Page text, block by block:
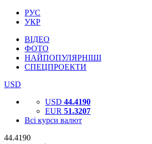
РУС
УКР
ВІДЕО
ФОТО
НАЙПОПУЛЯРНІШІ
СПЕЦПРОЕКТИ
USD
USD 44.4190
EUR 51.3207
Всі курси валют
44.4190